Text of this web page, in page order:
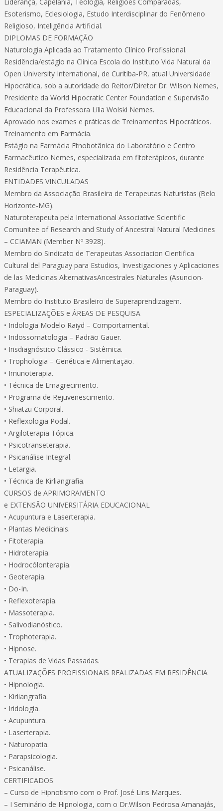
Esoterismo, Eclesiologia, Estudo Interdisciplinar do Fenômeno
Religioso, Inteligência Artificial.
DIPLOMAS DE FORMAÇÃO
Naturologia Aplicada ao Tratamento Clínico Profissional.
Residência/estágio na Clínica Escola do Instituto Vida Natural da
Open University International, de Curitiba-PR, atual Universidade
Hipocrática, sob a autoridade do Reitor/Diretor Dr. Wilson Nemes,
Presidente da World Hipocratic Center Foundation e Supervisão
Educacional da Professora Lília Wolski Nemes.
Aprovado nos exames e práticas de Treinamentos Hipocráticos.
Treinamento em Farmácia.
Estágio na Farmácia Etnobotânica do Laboratório e Centro
Farmacêutico Nemes, especializada em fitoterápicos, durante
Residência Terapêutica.
ENTIDADES VINCULADAS
Membro da Associação Brasileira de Terapeutas Naturistas (Belo
Horizonte-MG).
Naturoterapeuta pela International Associative Scientific
Comunitee of Research and Study of Ancestral Natural Medicines
– CCIAMAN (Member Nº 3928).
Membro do Sindicato de Terapeutas Associacion Cientifica
Cultural del Paraguay para Estudios, Investigaciones y Aplicaciones
de las Medicinas AlternativasAncestrales Naturales (Asuncion-
Paraguay).
Membro do Instituto Brasileiro de Superaprendizagem.
ESPECIALIZAÇÕES e ÁREAS DE PESQUISA
• Iridologia Modelo Raiyd – Comportamental.
• Iridossomatologia – Padrão Gauer.
• Irisdiagnóstico Clássico - Sistêmica.
• Trophologia – Genética e Alimentação.
• Imunoterapia.
• Técnica de Emagrecimento.
• Programa de Rejuvenescimento.
• Shiatzu Corporal.
• Reflexologia Podal.
• Argiloterapia Tópica.
• Psicotranseterapia.
• Psicanálise Integral.
• Letargia.
• Técnica de Kirliangrafia.
CURSOS de APRIMORAMENTO
e EXTENSÃO UNIVERSITÁRIA EDUCACIONAL
• Acupuntura e Laserterapia.
• Plantas Medicinais.
• Fitoterapia.
• Hidroterapia.
• Hodrocólonterapia.
• Geoterapia.
• Do-In.
• Reflexoterapia.
• Massoterapia.
• Salivodianóstico.
• Trophoterapia.
• Hipnose.
• Terapias de Vidas Passadas.
ATUALIZAÇÕES PROFISSIONAIS REALIZADAS EM RESIDÊNCIA
• Hipnologia.
• Kirliangrafia.
• Iridologia.
• Acupuntura.
• Laserterapia.
• Naturopatia.
• Parapsicologia.
• Psicanálise.
CERTIFICADOS
– Curso de Hipnotismo com o Prof. José Lins Marques.
– I Seminário de Hipnologia, com o Dr.Wilson Pedrosa Amanajás,